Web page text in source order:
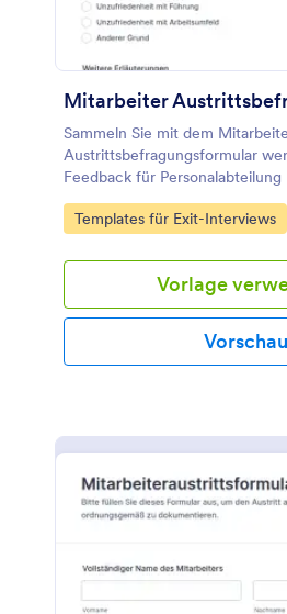
Mitarbeiter
Sammeln Sie mit dem
Austrittsbefragungsformular
Feedback für
und verbessern Sie Bindung,
Entwicklung anhand der
Go to Category:
Templates für Exit-Interviews
Vorlage
Vorschau